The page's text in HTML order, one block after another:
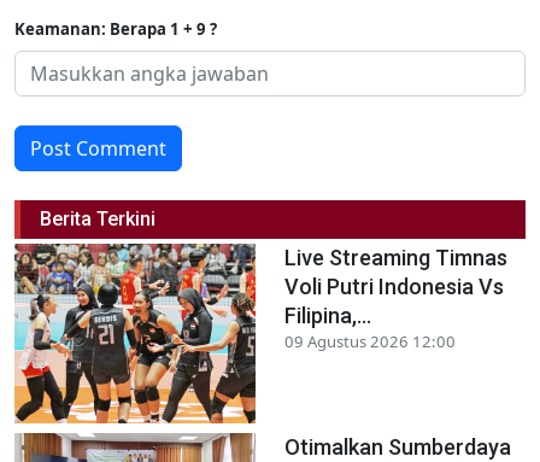
Keamanan: Berapa 1 + 9 ?
Post Comment
Berita Terkini
Live Streaming Timnas
Voli Putri Indonesia Vs
Filipina,...
09 Agustus 2026 12:00
Otimalkan Sumberdaya